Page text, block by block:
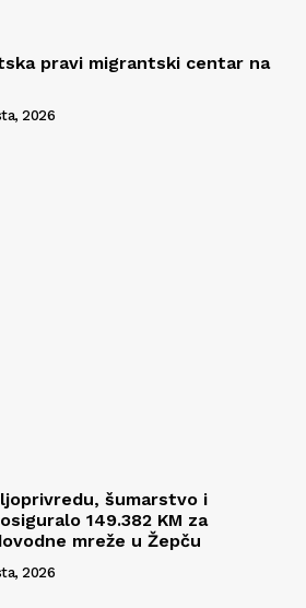
pravi migrantski centar na
2026
šumarstvo i
149.382 KM za
mreže u Žepču
2026